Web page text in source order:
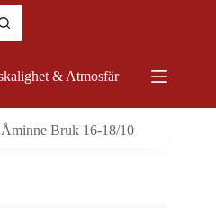
& Atmosfär
Bruk 16-18/10